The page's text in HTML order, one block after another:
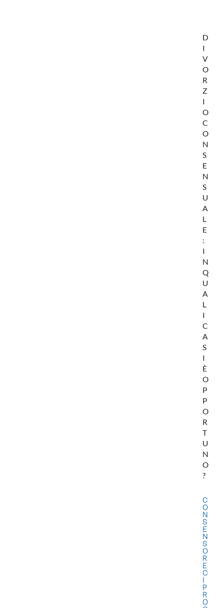
D
I
V
O
R
Z
I
O
C
O
N
S
E
N
S
U
A
L
E
:
I
N
Q
U
A
L
I
C
A
S
I
È
O
P
P
O
R
T
U
N
O
?
C
O
N
S
E
N
S
O
R
E
C
I
P
R
O